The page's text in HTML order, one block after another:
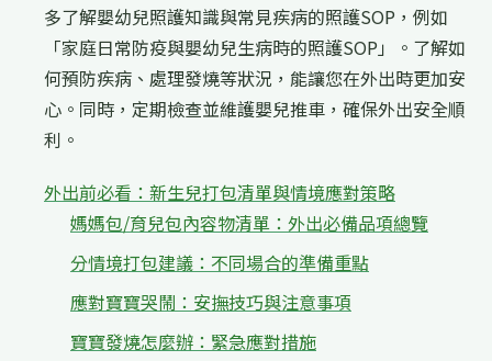
多了解嬰幼兒照護知識與常見疾病的照護SOP，例如
「家庭日常防疫與嬰幼兒生病時的照護SOP」。了解如
何預防疾病、處理發燒等狀況，能讓您在外出時更加安
心。同時，定期檢查並維護嬰兒推車，確保外出安全順
利。
外出前必看：新生兒打包清單與情境應對策略
媽媽包/育兒包內容物清單：外出必備品項總覽
分情境打包建議：不同場合的準備重點
應對寶寶哭鬧：安撫技巧與注意事項
寶寶發燒怎麼辦：緊急應對措施